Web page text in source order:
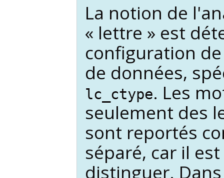
La notion de
« lettre » est
configuration
de données,
lc_ctype. Les
seulement des
sont reportés
séparé, car il
distinguer.